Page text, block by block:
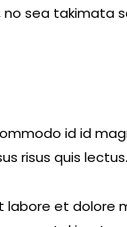
sea takimata
id id
risus quis lectus.
et dolore